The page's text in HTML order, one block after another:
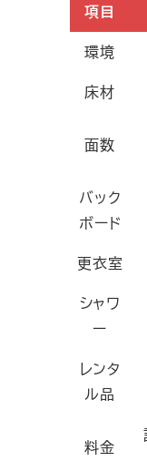
項目
環境
床材
面数
バック
ボード
更衣室
シャワ
ー
レンタ
ル品
料金